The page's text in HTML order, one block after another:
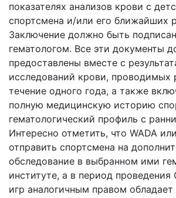
показателях анализов крови с
спортсмена и/или его ближайших
Заключение должно быть
гематологом. Все эти документы
предоставлены вместе с
исследований крови, проводимых
течение одного года, а также
полную медицинскую историю
гематологический профиль с
Интересно отметить, что WADA
отправить спортсмена на
обследование в выбранном ими
институте, а в период
игр аналогичным правом